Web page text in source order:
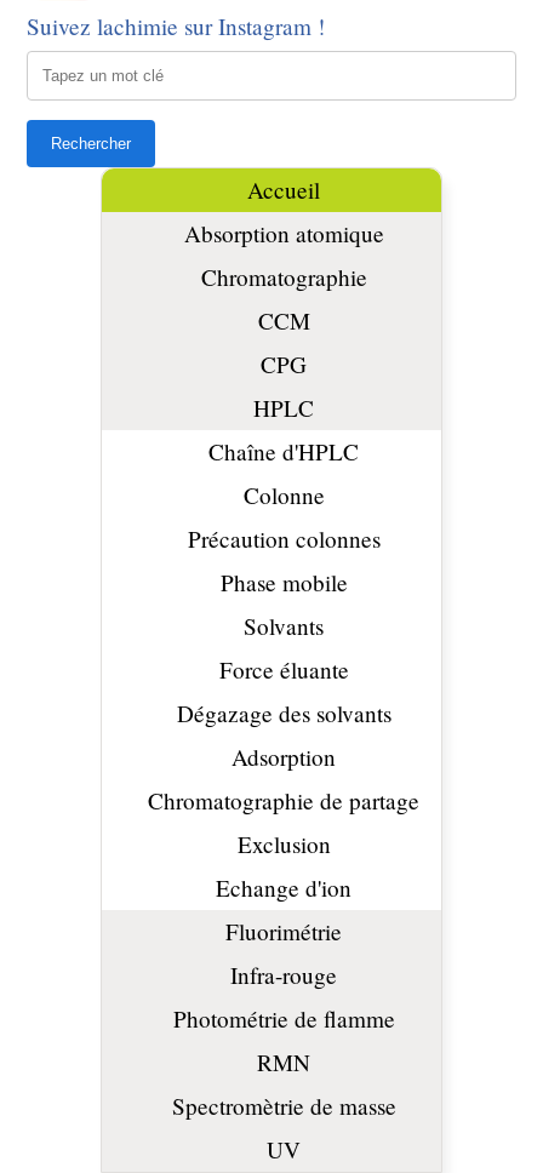
Suivez lachimie sur Instagram !
Accueil
Absorption atomique
Chromatographie
CCM
CPG
HPLC
Chaîne d'HPLC
Colonne
Précaution colonnes
Phase mobile
Solvants
Force éluante
Dégazage des solvants
Adsorption
Chromatographie de partage
Exclusion
Echange d'ion
Fluorimétrie
Infra-rouge
Photométrie de flamme
RMN
Spectromètrie de masse
UV